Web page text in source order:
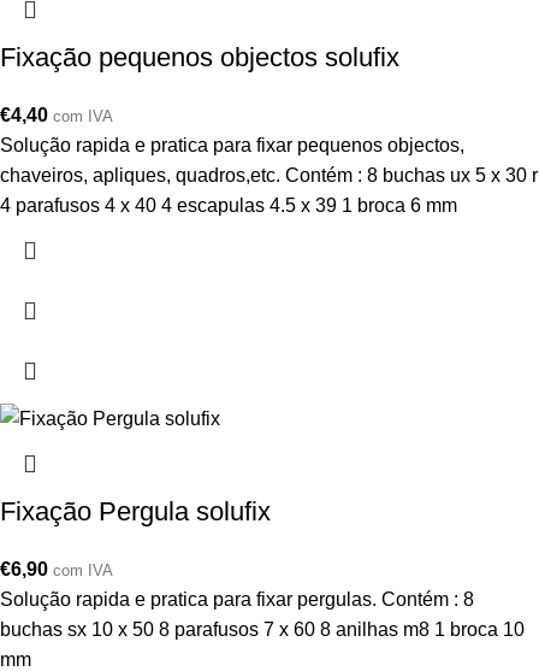
Fixação pequenos objectos solufix
€4,40 com IVA
Solução rapida e pratica para fixar pequenos objectos,
chaveiros, apliques, quadros,etc. Contém : 8 buchas ux 5 x 30 r
4 parafusos 4 x 40 4 escapulas 4.5 x 39 1 broca 6 mm
Fixação Pergula solufix
€6,90 com IVA
Solução rapida e pratica para fixar pergulas. Contém : 8
buchas sx 10 x 50 8 parafusos 7 x 60 8 anilhas m8 1 broca 10
mm